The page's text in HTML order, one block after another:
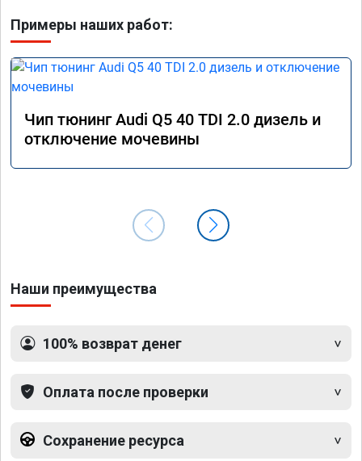
Примеры наших работ:
Чип тюнинг Audi Q5 40 TDI 2.0 дизель и
отключение мочевины
Наши преимущества
100% возврат денег
Оплата после проверки
Сохранение ресурса